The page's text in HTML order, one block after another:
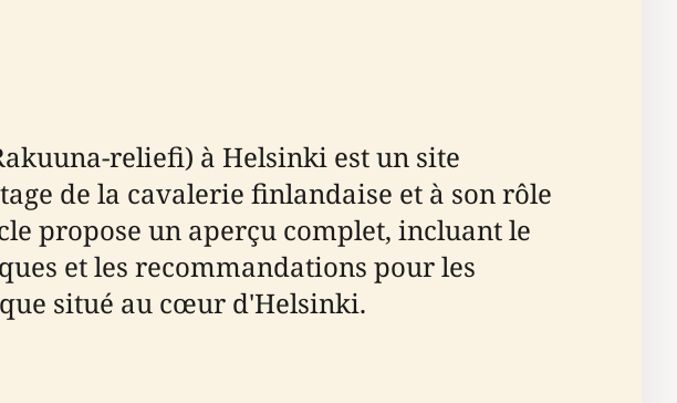
reliefi) à Helsinki est un site
de la cavalerie finlandaise et à son rôle
propose un aperçu complet, incluant le
et les recommandations pour les
situé au cœur d'Helsinki.